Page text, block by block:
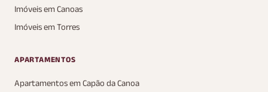
Imóveis em Canoas
Imóveis em Torres
APARTAMENTOS
Apartamentos em Capão da Canoa